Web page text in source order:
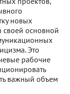
новых
своей основной
Это
рабочие
важный объем